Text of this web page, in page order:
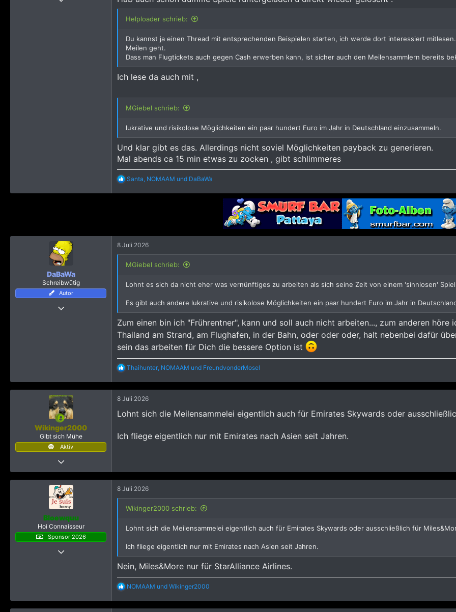
Helploader schrieb:
Du kannst ja einen Thread mit entsprechenden Beispielen starten, ich werde dort interessiert
Meilen geht.
Dass man Flugtickets auch gegen Cash erwerben kann, ist sicher auch den Meilensammlern bereits
Ich lese da auch mit ,
MGiebel schrieb:
lukrative und risikolose Möglichkeiten ein paar hundert Euro im Jahr in Deutschland einzusammeln.
Und klar gibt es das. Allerdings nicht soviel Möglichkeiten payback zu generieren.
Mal abends ca 15 min etwas zu zocken , gibt schlimmeres
R
a
n
e
Santa, NOMAAM und DaBaWa
DaBaWa
Schreibwütig
Autor
25 Januar 2025
8 Juli 2026
MGiebel schrieb:
Lohnt es sich da nicht eher was vernünftiges zu arbeiten als sich seine Zeit von einem 'sinnlosen'
Es gibt auch andere lukrative und risikolose Möglichkeiten ein paar hundert Euro im Jahr in
Zum einen bin ich "Frührentner", kann und soll auch nicht arbeiten..., zum anderen
Thailand am Strand, am Flughafen, in der Bahn, oder oder oder, halt nebenbei dafür
sein das arbeiten für Dich die bessere Option ist
R
a
k
t
o
n
Thaihunter NOMAAM und FreundvonderMosel
Wikinger2000
Gibt sich Mühe
Aktiv
208
Hamburg, Deutschland
8 Juli 2026
Lohnt sich die Meilensammelei eigentlich auch für Emirates Skywards oder
Ich fliege eigentlich nur mit Emirates nach Asien seit Jahren.
Bloewquu
Hoi Connaisseur
Sponsor 2026
22 Dezember 2023
8 Juli 2026
Wikinger2000 schrieb:
Lohnt sich die Meilensammelei eigentlich auch für Emirates Skywards oder ausschließlich für
Ich fliege eigentlich nur mit Emirates nach Asien seit Jahren.
Nein, Miles&More nur für StarAlliance Airlines.
R
a
k
NOMAAM und Wikinger2000